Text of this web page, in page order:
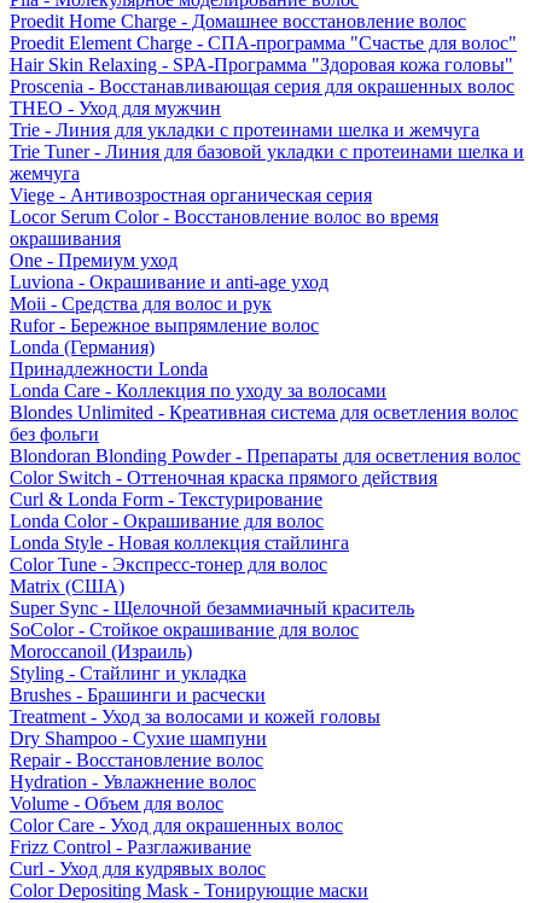
Proedit Home Charge - Домашнее восстановление волос
Proedit Element Charge - СПА-программа "Счастье для волос"
Hair Skin Relaxing - SPA-Программа "Здоровая кожа головы"
Proscenia - Восстанавливающая серия для окрашенных волос
THEO - Уход для мужчин
Trie - Линия для укладки с протеинами шелка и жемчуга
Trie Tuner - Линия для базовой укладки с протеинами шелка и
жемчуга
Viege - Антивозростная органическая серия
Locor Serum Color - Восстановление волос во время
окрашивания
One - Премиум уход
Luviona - Окрашивание и anti-age уход
Moii - Средства для волос и рук
Rufor - Бережное выпрямление волос
Londa (Германия)
Принадлежности Londa
Londa Care - Коллекция по уходу за волосами
Blondes Unlimited - Креативная система для осветления волос
без фольги
Blondoran Blonding Powder - Препараты для осветления волос
Color Switch - Оттеночная краска прямого действия
Curl & Londa Form - Текстурирование
Londa Color - Окрашивание для волос
Londa Style - Новая коллекция стайлинга
Color Tune - Экспресс-тонер для волос
Matrix (США)
Super Sync - Щелочной безаммиачный краситель
SoColor - Стойкое окрашивание для волос
Moroccanoil (Израиль)
Styling - Стайлинг и укладка
Brushes - Брашинги и расчески
Treatment - Уход за волосами и кожей головы
Dry Shampoo - Сухие шампуни
Repair - Восстановление волос
Hydration - Увлажнение волос
Volume - Объем для волос
Color Care - Уход для окрашенных волос
Frizz Control - Разглаживание
Curl - Уход для кудрявых волос
Color Depositing Mask - Тонирующие маски